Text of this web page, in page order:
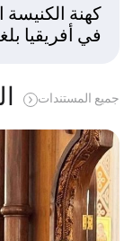
كهنة الكنيسة
في أفريقيا
جميع المستندات